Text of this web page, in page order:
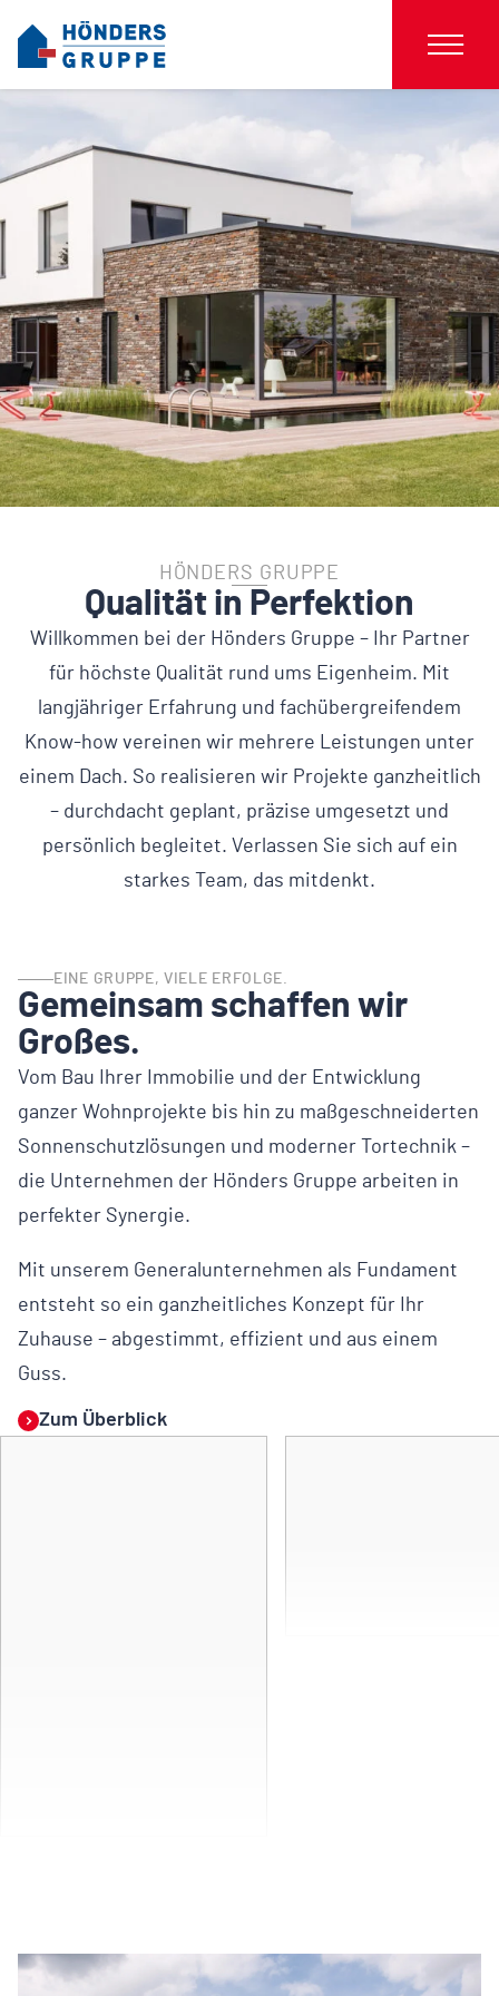
HÖNDERS GRUPPE
Qualität in Perfektion
Willkommen bei der Hönders Gruppe – Ihr Partner
für höchste Qualität rund ums Eigenheim. Mit
langjähriger Erfahrung und fachübergreifendem
Know-how vereinen wir mehrere Leistungen unter
einem Dach. So realisieren wir Projekte ganzheitlich
– durchdacht geplant, präzise umgesetzt und
persönlich begleitet. Verlassen Sie sich auf ein
starkes Team, das mitdenkt.
EINE GRUPPE, VIELE ERFOLGE.
Gemeinsam schaffen wir
Großes.
Vom Bau Ihrer Immobilie und der Entwicklung
ganzer Wohnprojekte bis hin zu maßgeschneiderten
Sonnenschutzlösungen und moderner Tortechnik –
die Unternehmen der Hönders Gruppe arbeiten in
perfekter Synergie.
Mit unserem Generalunternehmen als Fundament
entsteht so ein ganzheitliches Konzept für Ihr
Zuhause – abgestimmt, effizient und aus einem
Guss.
Zum Überblick